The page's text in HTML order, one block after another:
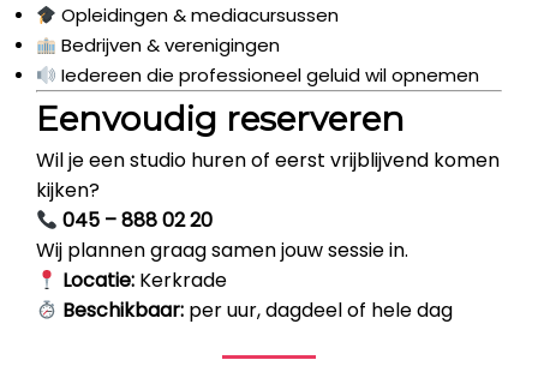
Opleidingen & mediacursussen
Bedrijven & verenigingen
Iedereen die professioneel geluid wil opnemen
Eenvoudig reserveren
Wil je een studio huren of eerst vrijblijvend komen
kijken?
045 – 888 02 20
Wij plannen graag samen jouw sessie in.
Locatie: Kerkrade
Beschikbaar: per uur, dagdeel of hele dag